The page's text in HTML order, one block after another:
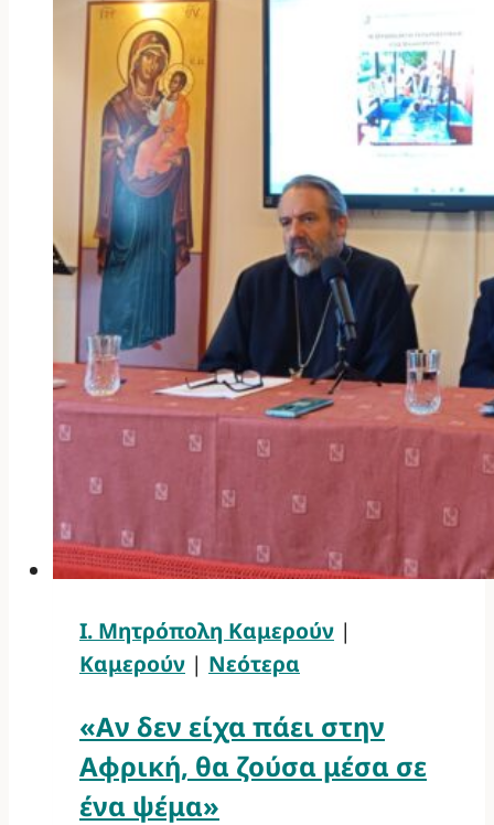
Ι. Μητρόπολη Καμερούν |
Καμερούν | Νεότερα
«Αν δεν είχα πάει στην
Αφρική, θα ζούσα μέσα σε
ένα ψέμα»